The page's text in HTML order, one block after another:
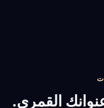
القمري.